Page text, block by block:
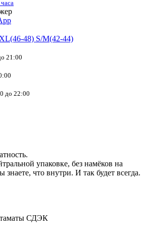
48) S/M(42-44)
21:00
до 22:00
упаковке, без намёков на
что внутри. И так будет всегда.
СДЭК